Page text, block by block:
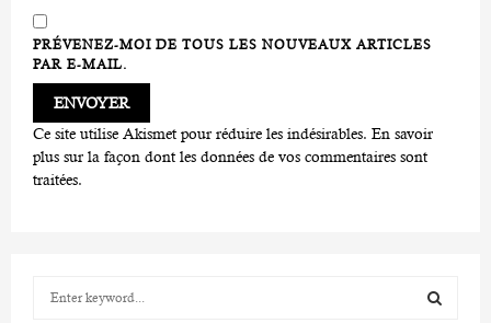
PRÉVENEZ-MOI DE TOUS LES NOUVEAUX ARTICLES
PAR E-MAIL.
Ce site utilise Akismet pour réduire les indésirables. En savoir
plus sur la façon dont les données de vos commentaires sont
traitées.